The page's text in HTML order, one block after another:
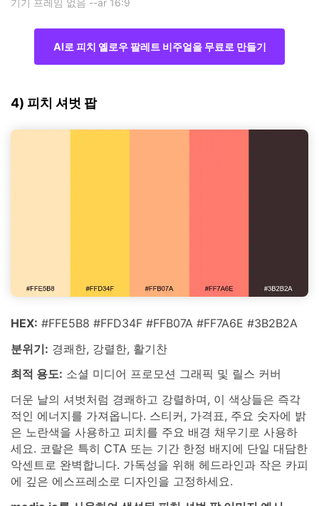
AI로 피치 옐로우 팔레트 비주얼을 무료로 만들기
4) 피치 셔벗 팝
HEX: #FFE5B8 #FFD34F #FFB07A #FF7A6E #3B2B2A
분위기: 경쾌한, 강렬한, 활기찬
최적 용도: 소셜 미디어 프로모션 그래픽 및 릴스 커버
더운 날의 셔벗처럼 경쾌하고 강렬하며, 이 색상들은 즉각
적인 에너지를 가져옵니다. 스티커, 가격표, 주요 숫자에 밝
은 노란색을 사용하고 피치를 주요 배경 채우기로 사용하
세요. 코랄은 특히 CTA 또는 기간 한정 배지에 단일 대담한
악센트로 완벽합니다. 가독성을 위해 헤드라인과 작은 카피
에 깊은 에스프레소로 디자인을 고정하세요.